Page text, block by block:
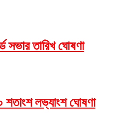
সভার তারিখ ঘোষণা
লভ্যাংশ ঘোষণা